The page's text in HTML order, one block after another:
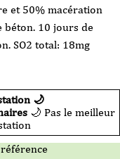
et 50% macération
béton. 10 jours de
SO2 total: 18mg
🌙
🌙 Pas le meilleur